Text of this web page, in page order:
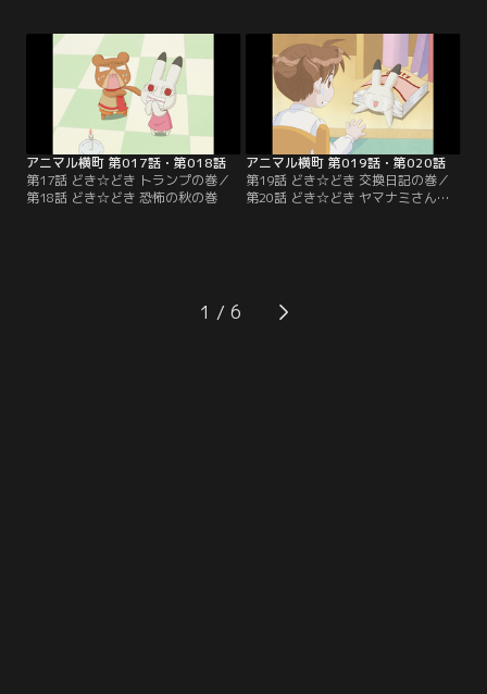
アニマル横町 第017話・第018話
第17話 どき☆どき トランプの巻／
第18話 どき☆どき 恐怖の秋の巻
アニマル横町 第019話・第020話
第19話 どき☆どき 交換日記の巻／
第20話 どき☆どき ヤマナミさん殺
1